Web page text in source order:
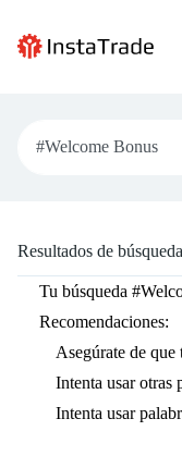
Resultados de búsqueda
Tu búsqueda
Recomendaciones:
Asegúrate de que
Intenta usar otras
Intenta usar